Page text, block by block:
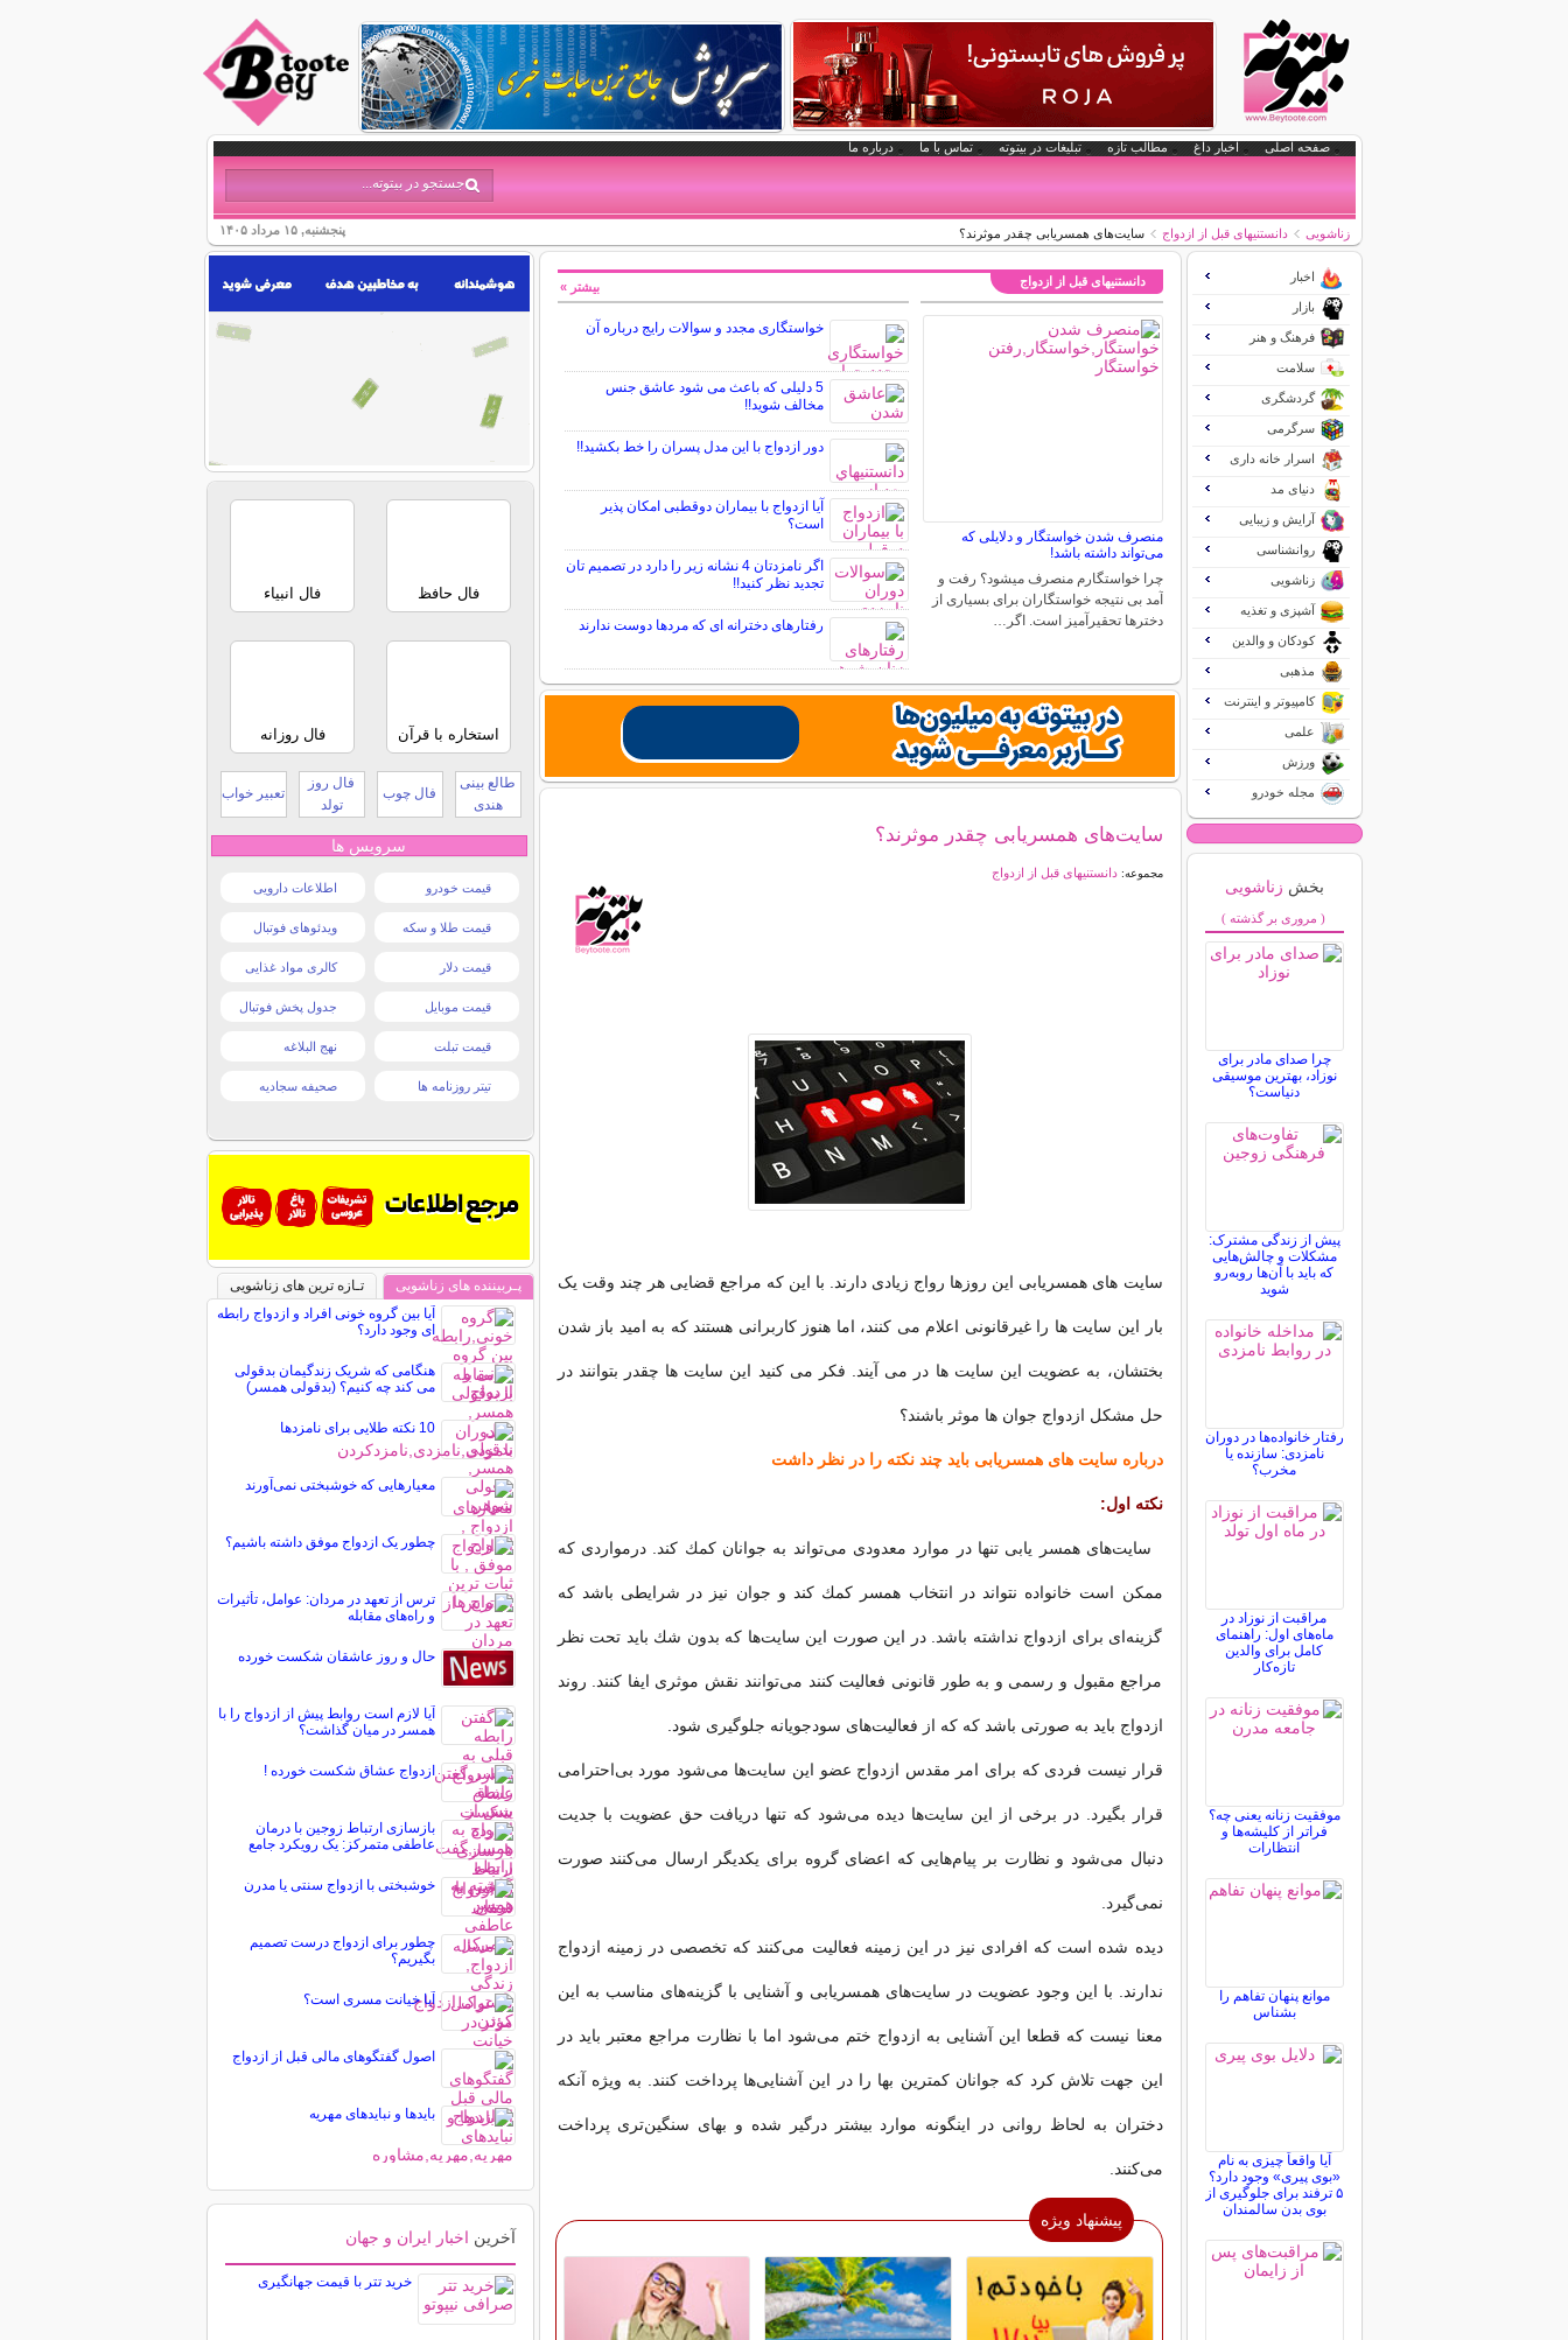
صفحه اصلی اخبار داغ مطالب تازه تبلیغات در بیتوته تماس با ما درباره ما
پنجشنبه, ۱۵ مرداد ۱۴۰۵ زناشویی دانستنیهای قبل از ازدواج سایت‌های همسریابی چقدر موثرند؟
دانستنیهای قبل از ازدواج
منصرف شدن خواستگار و دلایلی که
می‌تواند داشته باشد!
چرا خواستگارم منصرف میشود؟ رفت و
آمد بی نتیجه خواستگاران برای بسیاری از
دخترها تحقیرآمیز است. اگر…
خواستگاری مجدد و سوالات رایج درباره آن
5 دلیلی که باعث می شود عاشق جنس
مخالف شوید!!
دور ازدواج با این مدل پسران را خط بکشید!!
آیا ازدواج با بیماران دوقطبی امکان پذیر
است؟
اگر نامزدتان 4 نشانه زیر را دارد در تصمیم تان
تجدید نظر کنید!!
رفتارهای دخترانه ای که مردها دوست ندارند
بیشتر »
سایت‌های همسریابی چقدر موثرند؟
مجموعه:دانستنیهای قبل از ازدواج
سایت های همسریابی این روزها رواج زیادی دارند. با این که مراجع قضایی هر چند وقت یک
بار این سایت ها را غیرقانونی اعلام می کنند، اما هنوز کاربرانی هستند که به امید باز شدن
بختشان، به عضویت این سایت ها در می آیند. فکر می کنید این سایت ها چقدر بتوانند در
حل مشکل ازدواج جوان ها موثر باشند؟
درباره سایت های همسریابی باید چند نکته را در نظر داشت
نكته اول:
سایت‌های همسر یابی تنها در موارد معدودی می‌تواند به جوانان كمك كند. درمواردی كه
ممكن است خانواده نتواند در انتخاب همسر كمك كند و جوان نیز در شرایطی باشد كه
گزینه‌ای برای ازدواج نداشته باشد. در این صورت این سایت‌ها كه بدون شك باید تحت نظر
مراجع مقبول و رسمی و به طور قانونی فعالیت كنند می‌توانند نقش موثری ایفا كنند. روند
ازدواج باید به صورتی باشد كه كه از فعالیت‌های سودجویانه جلوگیری شود.
قرار نیست فردی كه برای امر مقدس ازدواج عضو این سایت‌ها می‌شود مورد بی‌احترامی
قرار بگیرد. در برخی از این سایت‌ها دیده می‌شود كه تنها دریافت حق عضویت با جدیت
دنبال می‌شود و نظارت بر پیام‌هایی كه اعضای گروه برای یكدیگر ارسال می‌كنند صورت
نمی‌گیرد.
دیده شده است كه افرادی نیز در این زمینه فعالیت می‌كنند كه تخصصی در زمینه ازدواج
ندارند. با این وجود عضویت در سایت‌های همسریابی و آشنایی با گزینه‌های مناسب به این
معنا نیست كه قطعا این آشنایی به ازدواج ختم می‌شود اما با نظارت مراجع معتبر باید در
این جهت تلاش كرد كه جوانان كمترین بها را در این آشنایی‌ها پرداخت كنند. به ویژه آنكه
دختران به لحاظ روانی در اینگونه موارد بیشتر درگیر شده و بهای سنگین‌تری پرداخت
می‌كنند.
پیشنهاد ویژه
اخبار
بازار
فرهنگ و هنر
سلامت
گردشگری
سرگرمی
اسرار خانه داری
دنیای مد
آرایش و زیبایی
روانشناسی
زناشویی
آشپزی و تغذیه
کودکان و والدین
مذهبی
کامپیوتر و اینترنت
علمی
ورزش
مجله خودرو
بخش زناشویی
( مروری بر گذشته )
چرا صدای مادر برای
نوزاد، بهترین موسیقی
دنیاست؟
پیش از زندگی مشترک:
مشکلات و چالش‌هایی
که باید با آن‌ها روبه‌رو
شوید
رفتار خانواده‌ها در دوران
نامزدی: سازنده یا
مخرب؟
مراقبت از نوزاد در
ماه‌های اول: راهنمای
کامل برای والدین
تازه‌کار
موفقیت زنانه یعنی چه؟
فراتر از کلیشه‌ها و
انتظارات
موانع پنهان تفاهم را
بشناس
آیا واقعاً چیزی به نام
«بوی پیری» وجود دارد؟
۵ ترفند برای جلوگیری از
بوی بدن سالمندان
فال حافظ فال انبیاء
استخاره با قرآن فال روزانه
طالع بینی
هندی
فال چوب
فال روز
تولد
تعبیر خواب
سرویس ها
قیمت خودرو اطلاعات دارویی
قیمت طلا و سکه ویدئوهای فوتبال
قیمت دلار کالری مواد غذایی
قیمت موبایل جدول پخش فوتبال
قیمت تبلت نهج البلاغه
تیتر روزنامه ها صحیفه سجادیه
پـربیننده های زناشویی
تـازه ترین های زناشویی
آیا بین گروه خونی افراد و ازدواج رابطه
ای وجود دارد؟
هنگامی که شریک زندگیمان بدقولی
می کند چه کنیم؟ (بدقولی همسر)
10 نکته طلایی برای نامزدها
معیارهایی که خوشبختی نمی‌آورند
چطور یک ازدواج موفق داشته باشیم؟
ترس از تعهد در مردان: عوامل، تأثیرات
و راه‌های مقابله
حال و روز عاشقان شکست خورده
آیا لازم است روابط پیش از ازدواج را با
همسر در میان گذاشت؟
ازدواج عشاق شکست خورده !
بازسازی ارتباط زوجین با درمان
عاطفی متمرکز: یک رویکرد جامع
خوشبختی با ازدواج سنتی یا مدرن
چطور برای ازدواج درست تصمیم
بگیریم؟
آیا خیانت مسری است؟
اصول گفتگوهای مالی قبل از ازدواج
بایدها و نبایدهای مهریه
آخرین اخبار ایران و جهان
خرید تتر با قیمت جهانگیری